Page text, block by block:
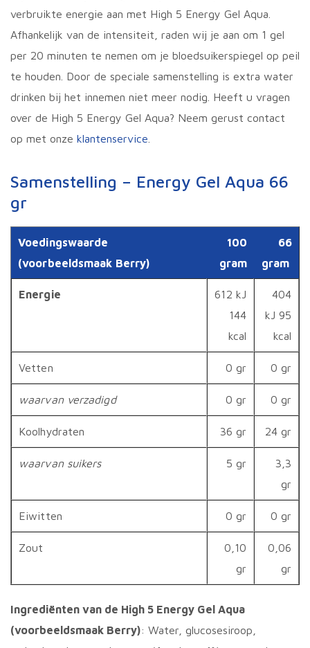
verbruikte energie aan met High 5 Energy Gel Aqua.
Afhankelijk van de intensiteit, raden wij je aan om 1 gel
per 20 minuten te nemen om je bloedsuikerspiegel op peil
te houden. Door de speciale samenstelling is extra water
drinken bij het innemen niet meer nodig. Heeft u vragen
over de High 5 Energy Gel Aqua? Neem gerust contact
op met onze klantenservice
Samenstelling – Energy Gel Aqua 66
gr
Voedingswaarde
(voorbeeldsmaak Berry)
100
gram
66
gram
Energie
612 kJ
144
kcal
404
kJ 95
kcal
Vetten 0 gr 0 gr
waarvan verzadigd 0 gr 0 gr
Koolhydraten 36 gr 24 gr
waarvan suikers 5 gr
3,3
gr
Eiwitten 0 gr 0 gr
Zout
0,10
gr
0,06
gr
Ingrediënten van de High 5 Energy Gel Aqua
(voorbeeldsmaak Berry): Water, glucosesiroop,